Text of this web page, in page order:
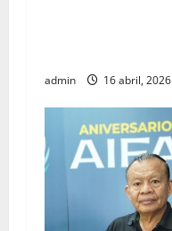
admin 16 abril, 2026